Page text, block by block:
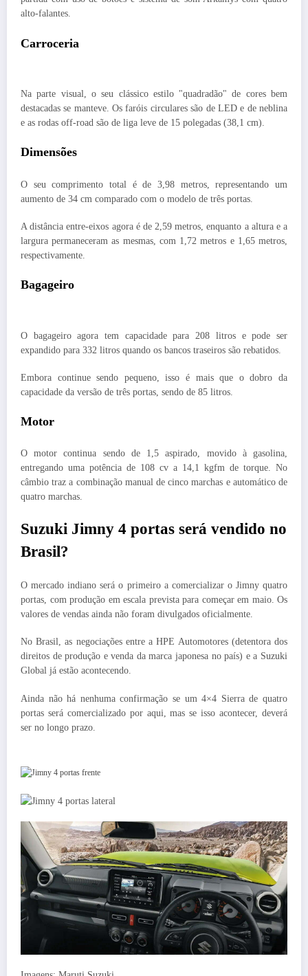
alto-falantes.
Carroceria
Na parte visual, o seu clássico estilo "quadradão" de cores bem
destacadas se manteve. Os faróis circulares são de LED e de neblina
e as rodas off-road são de liga leve de 15 polegadas (38,1 cm).
Dimensões
O seu comprimento total é de 3,98 metros, representando um
aumento de 34 cm comparado com o modelo de três portas.
A distância entre-eixos agora é de 2,59 metros, enquanto a altura e a
largura permaneceram as mesmas, com 1,72 metros e 1,65 metros,
respectivamente.
Bagageiro
O bagageiro agora tem capacidade para 208 litros e pode ser
expandido para 332 litros quando os bancos traseiros são rebatidos.
Embora continue sendo pequeno, isso é mais que o dobro da
capacidade da versão de três portas, sendo de 85 litros.
Motor
O motor continua sendo de 1,5 aspirado, movido à gasolina,
entregando uma potência de 108 cv a 14,1 kgfm de torque. No
câmbio traz a combinação manual de cinco marchas e automático de
quatro marchas.
Suzuki Jimny 4 portas será vendido no
Brasil?
O mercado indiano será o primeiro a comercializar o Jimny quatro
portas, com produção em escala prevista para começar em maio. Os
valores de vendas ainda não foram divulgados oficialmente.
No Brasil, as negociações entre a HPE Automotores (detentora dos
direitos de produção e venda da marca japonesa no país) e a Suzuki
Global já estão acontecendo.
Ainda não há nenhuma confirmação se um 4×4 Sierra de quatro
portas será comercializado por aqui, mas se isso acontecer, deverá
ser no longo prazo.